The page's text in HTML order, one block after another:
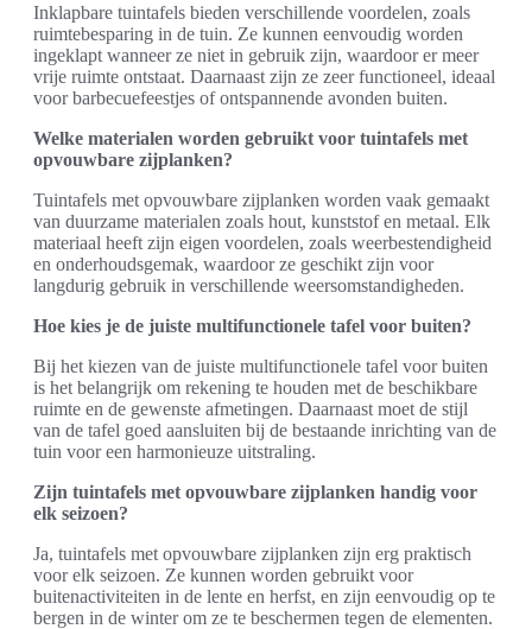
Inklapbare tuintafels bieden verschillende voordelen, zoals
ruimtebesparing in de tuin. Ze kunnen eenvoudig worden
ingeklapt wanneer ze niet in gebruik zijn, waardoor er meer
vrije ruimte ontstaat. Daarnaast zijn ze zeer functioneel, ideaal
voor barbecuefeestjes of ontspannende avonden buiten.
Welke materialen worden gebruikt voor tuintafels met
opvouwbare zijplanken?
Tuintafels met opvouwbare zijplanken worden vaak gemaakt
van duurzame materialen zoals hout, kunststof en metaal. Elk
materiaal heeft zijn eigen voordelen, zoals weerbestendigheid
en onderhoudsgemak, waardoor ze geschikt zijn voor
langdurig gebruik in verschillende weersomstandigheden.
Hoe kies je de juiste multifunctionele tafel voor buiten?
Bij het kiezen van de juiste multifunctionele tafel voor buiten
is het belangrijk om rekening te houden met de beschikbare
ruimte en de gewenste afmetingen. Daarnaast moet de stijl
van de tafel goed aansluiten bij de bestaande inrichting van de
tuin voor een harmonieuze uitstraling.
Zijn tuintafels met opvouwbare zijplanken handig voor
elk seizoen?
Ja, tuintafels met opvouwbare zijplanken zijn erg praktisch
voor elk seizoen. Ze kunnen worden gebruikt voor
buitenactiviteiten in de lente en herfst, en zijn eenvoudig op te
bergen in de winter om ze te beschermen tegen de elementen.